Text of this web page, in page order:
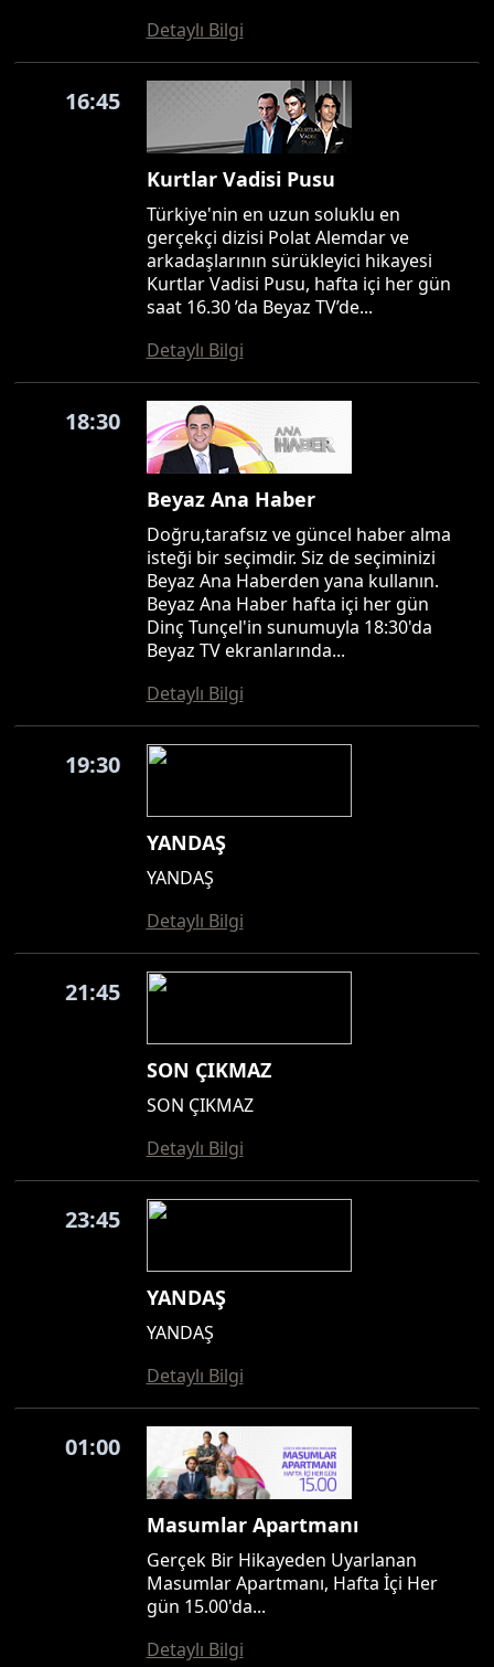
Detaylı Bilgi
16:45
Kurtlar Vadisi Pusu
Türkiye'nin en uzun soluklu en
gerçekçi dizisi Polat Alemdar ve
arkadaşlarının sürükleyici hikayesi
Kurtlar Vadisi Pusu, hafta içi her gün
saat 16.30 ’da Beyaz TV’de...
Detaylı Bilgi
18:30
Beyaz Ana Haber
Doğru,tarafsız ve güncel haber alma
isteği bir seçimdir. Siz de seçiminizi
Beyaz Ana Haberden yana kullanın.
Beyaz Ana Haber hafta içi her gün
Dinç Tunçel'in sunumuyla 18:30'da
Beyaz TV ekranlarında...
Detaylı Bilgi
19:30
YANDAŞ
YANDAŞ
Detaylı Bilgi
21:45
SON ÇIKMAZ
SON ÇIKMAZ
Detaylı Bilgi
23:45
YANDAŞ
YANDAŞ
Detaylı Bilgi
01:00
Masumlar Apartmanı
Gerçek Bir Hikayeden Uyarlanan
Masumlar Apartmanı, Hafta İçi Her
gün 15.00'da...
Detaylı Bilgi